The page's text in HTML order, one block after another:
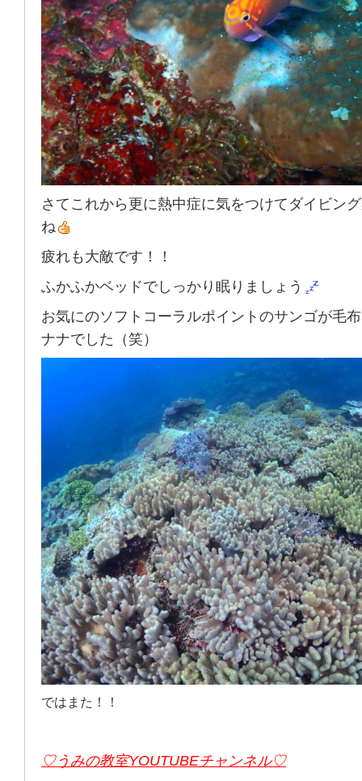
さてこれから更に熱中症に気をつけてダイビン
ね
疲れも大敵です！！
ふかふかベッドでしっかり眠りましょう
お気にのソフトコーラルポイントのサンゴが毛
ナナでした（笑）
ではまた！！
♡うみの教室YOUTUBEチャンネル♡